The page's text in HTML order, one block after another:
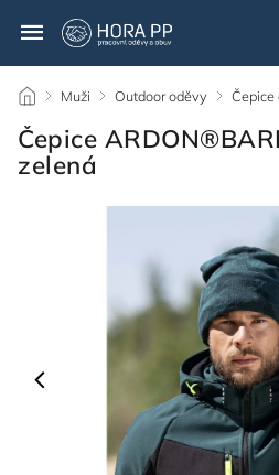
/ Muži / Outdoor oděvy / Čepice
Čepice
zelená